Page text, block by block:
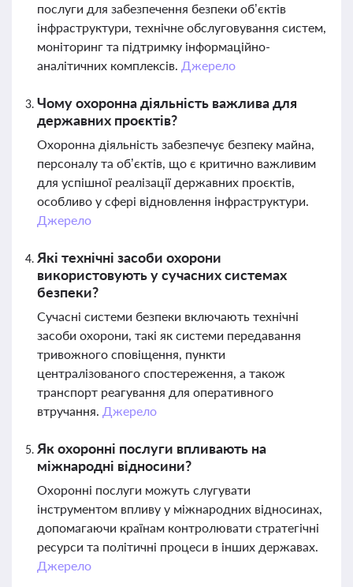
послуги для забезпечення безпеки об’єктів
інфраструктури, технічне обслуговування систем,
моніторинг та підтримку інформаційно-
аналітичних комплексів. Джерело
Чому охоронна діяльність важлива для
державних проєктів?
Охоронна діяльність забезпечує безпеку майна,
персоналу та об’єктів, що є критично важливим
для успішної реалізації державних проєктів,
особливо у сфері відновлення інфраструктури.
Джерело
Які технічні засоби охорони
використовують у сучасних системах
безпеки?
Сучасні системи безпеки включають технічні
засоби охорони, такі як системи передавання
тривожного сповіщення, пункти
централізованого спостереження, а також
транспорт реагування для оперативного
втручання. Джерело
Як охоронні послуги впливають на
міжнародні відносини?
Охоронні послуги можуть слугувати
інструментом впливу у міжнародних відносинах,
допомагаючи країнам контролювати стратегічні
ресурси та політичні процеси в інших державах.
Джерело